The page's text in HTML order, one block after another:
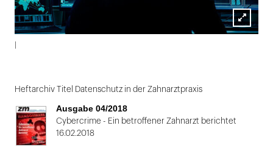
Lightbox
1
von
2
Heftarchiv Titel Datenschutz in der Zahnarztpraxis
Ausgabe 04/2018
Cybercrime - Ein betroffener Zahnarzt berichtet
16.02.2018